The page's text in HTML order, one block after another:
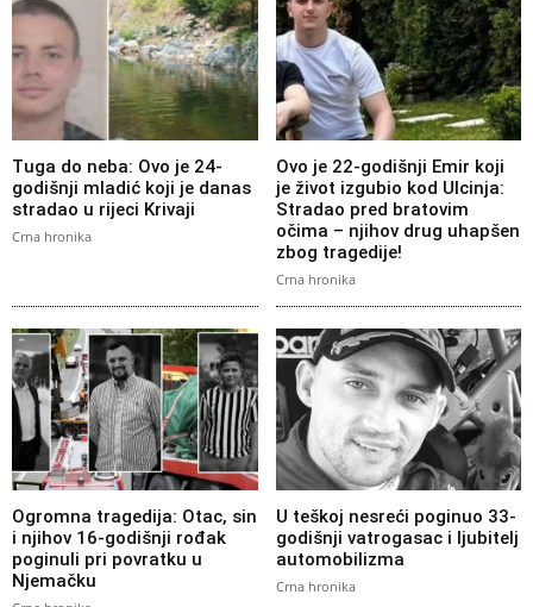
Tuga do neba: Ovo je 24-
godišnji mladić koji je danas
stradao u rijeci Krivaji
Crna hronika
Ovo je 22-godišnji Emir koji
je život izgubio kod Ulcinja:
Stradao pred bratovim
očima – njihov drug uhapšen
zbog tragedije!
Crna hronika
Ogromna tragedija: Otac, sin
i njihov 16-godišnji rođak
poginuli pri povratku u
Njemačku
U teškoj nesreći poginuo 33-
godišnji vatrogasac i ljubitelj
automobilizma
Crna hronika